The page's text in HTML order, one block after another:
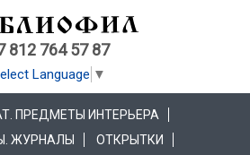
812 764 57 87
Language ▼
ПРЕДМЕТЫ ИНТЕРЬЕРА
ЖУРНАЛЫ
ОТКРЫТКИ